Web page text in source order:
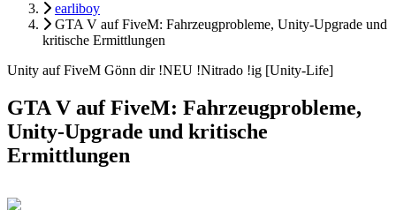
earliboy
GTA V auf FiveM: Fahrzeugprobleme, Unity-Upgrade und
kritische Ermittlungen
Unity auf FiveM Gönn dir !NEU !Nitrado !ig [Unity-Life]
GTA V auf FiveM: Fahrzeugprobleme,
Unity-Upgrade und kritische
Ermittlungen